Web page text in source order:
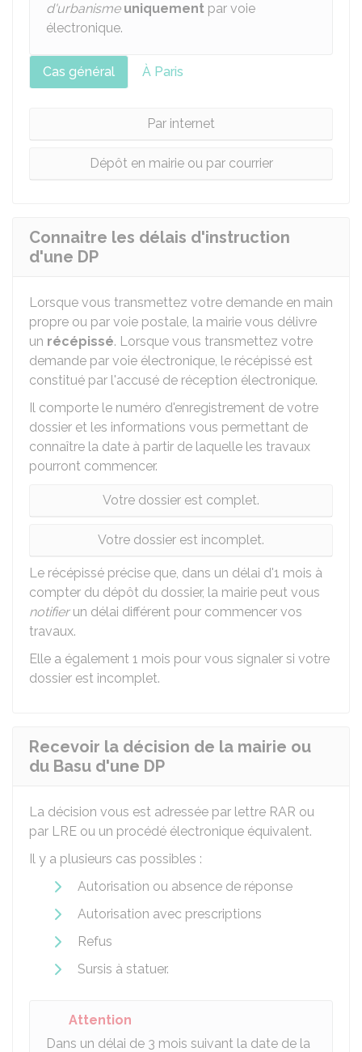
d'urbanisme uniquement par voie
électronique.
Cas général À Paris
Par internet
Dépôt en mairie ou par courrier
Connaitre les délais d'instruction
d'une DP
Lorsque vous transmettez votre demande en main
propre ou par voie postale, la mairie vous délivre
un récépissé. Lorsque vous transmettez votre
demande par voie électronique, le récépissé est
constitué par l'accusé de réception électronique.
Il comporte le numéro d'enregistrement de votre
dossier et les informations vous permettant de
connaître la date à partir de laquelle les travaux
pourront commencer.
Votre dossier est complet.
Votre dossier est incomplet.
Le récépissé précise que, dans un délai d'1 mois à
compter du dépôt du dossier, la mairie peut vous
notifierun délai différent pour commencer vos
travaux.
Elle a également 1 mois pour vous signaler si votre
dossier est incomplet.
Recevoir la décision de la mairie ou
du Basu d'une DP
La décision vous est adressée par lettre RAR ou
par LRE ou un procédé électronique équivalent.
Il y a plusieurs cas possibles :
Autorisation ou absence de réponse
Autorisation avec prescriptions
Refus
Sursis à statuer.
Attention
Dans un délai de 3 mois suivant la date de la